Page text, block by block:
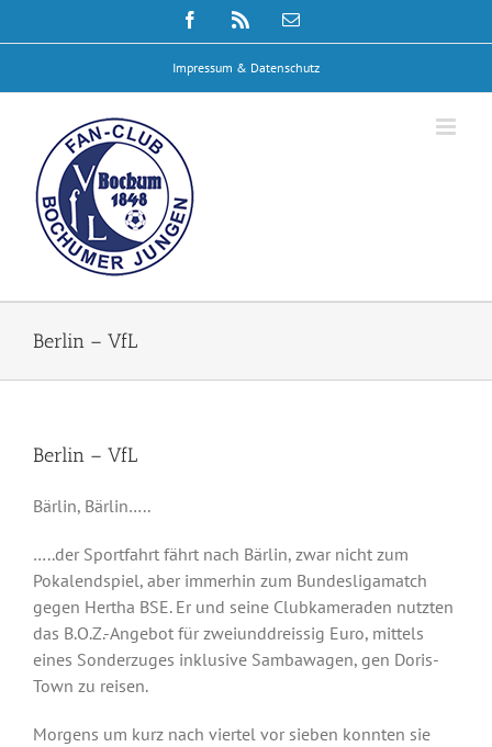
Inhalt
Facebook
E-
Impressum & Datenschutz
Berlin – VfL
Berlin – VfL
Bärlin, Bärlin…..
…..der Sportfahrt fährt nach Bärlin, zwar nicht zum
Pokalendspiel, aber immerhin zum Bundesligamatch
gegen Hertha BSE. Er und seine Clubkameraden nutzten
das B.O.Z.-Angebot für zweiunddreissig Euro, mittels
eines Sonderzuges inklusive Sambawagen, gen Doris-
Town zu reisen.
Morgens um kurz nach viertel vor sieben konnten sie